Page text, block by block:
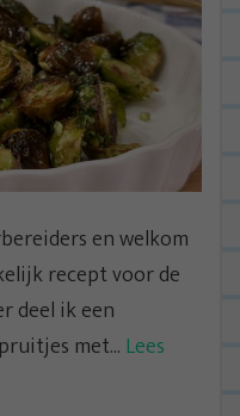
en welkom
recept voor de
deel ik een
met... Lees